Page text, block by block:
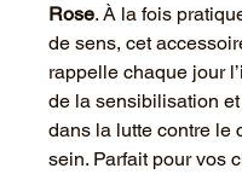
Rose. À la fois
de sens, cet
rappelle chaque jour
de la sensibilisation
dans la lutte contre le
sein. Parfait pour vos